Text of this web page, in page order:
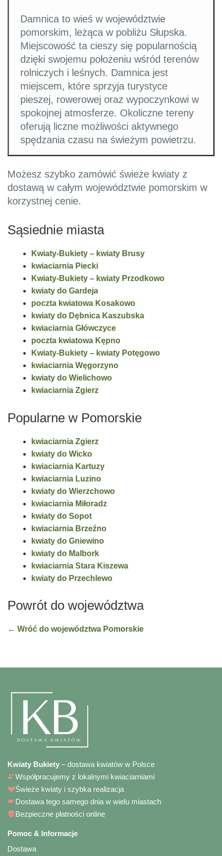
Damnica to wieś w województwie
pomorskim, leżąca w pobliżu Słupska.
Miejscowość ta cieszy się popularnością
dzięki swojemu położeniu wśród terenów
rolniczych i leśnych. Damnica jest
miejscem, które sprzyja turystyce
pieszej, rowerowej oraz wypoczynkowi w
spokojnej atmosferze. Okoliczne tereny
oferują liczne możliwości aktywnego
spędzania czasu na świeżym powietrzu.
Możesz szybko zamówić świeże kwiaty z
dostawą w całym województwie pomorskim w
korzystnej cenie.
Sąsiednie miasta
Kwiaty-Bukiety – kwiaty Brusy
kwiaciarnia Piecki
Kwiaty-Bukiety – kwiaty Przodkowo
kwiaty do Gardeja
poczta kwiatowa Kosakowo
kwiaty do Dębnica Kaszubska
kwiaciarnia Główczyce
poczta kwiatowa Kępno
Kwiaty-Bukiety – kwiaty Potęgowo
kwiaciarnia Węgorzyno
kwiaty do Wielichowo
kwiaciarnia Zgierz
Popularne w Pomorskie
kwiaciarnia Zgierz
kwiaty do Wicko
kwiaciarnia Kartuzy
kwiaciarnia Luzino
kwiaty do Wierzchowo
kwiaciarnia Miłoradz
kwiaty do Sopot
kwiaciarnia Brzeźno
kwiaty do Gniewino
kwiaty do Malbork
kwiaciarnia Stara Kiszewa
kwiaty do Przechlewo
Powrót do województwa
← Wróć do województwa Pomorskie
Kwiaty Bukiety – dostawa kwiatów w Polsce
Współpracujemy z lokalnymi kwiaciarniami
Świeże kwiaty i szybka realizacja
Dostawa tego samego dnia w wielu miastach
Bezpieczne płatności online
Pomoc & Informacje
Dostawa